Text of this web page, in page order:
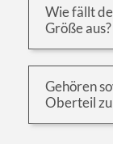
Wie fällt
Größe aus?
Gehören
Oberteil